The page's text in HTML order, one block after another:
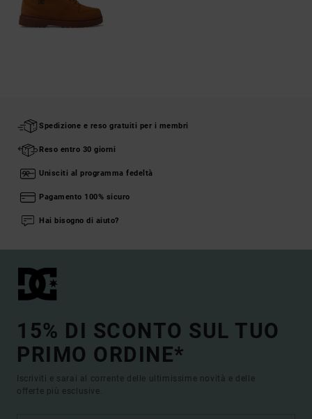
Spedizione e reso gratuiti per i membri
Reso entro 30 giorni
Unisciti al programma fedeltà
Pagamento 100% sicuro
Hai bisogno di aiuto?
15% DI SCONTO SUL TUO
PRIMO ORDINE*
Iscriviti e sarai al corrente delle ultimissime novità e delle
offerte più esclusive.